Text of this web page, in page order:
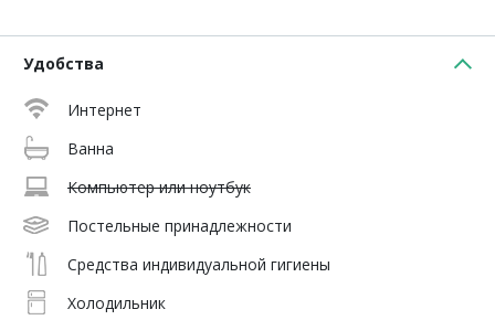
Удобства
Интернет
Ванна
Компьютер или ноутбук
Постельные принадлежности
Средства индивидуальной гигиены
Холодильник